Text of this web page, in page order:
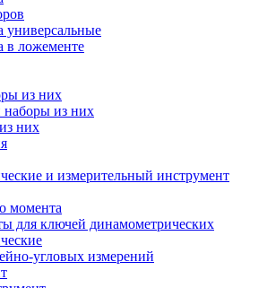
универсальные
в ложементе
из них
из них
них
и измерительный инструмент
момента
для ключей динамометрических
угловых измерений